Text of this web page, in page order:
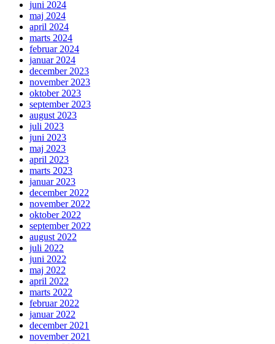
juni 2024
maj 2024
april 2024
marts 2024
februar 2024
januar 2024
december 2023
november 2023
oktober 2023
september 2023
august 2023
juli 2023
juni 2023
maj 2023
april 2023
marts 2023
januar 2023
december 2022
november 2022
oktober 2022
september 2022
august 2022
juli 2022
juni 2022
maj 2022
april 2022
marts 2022
februar 2022
januar 2022
december 2021
november 2021